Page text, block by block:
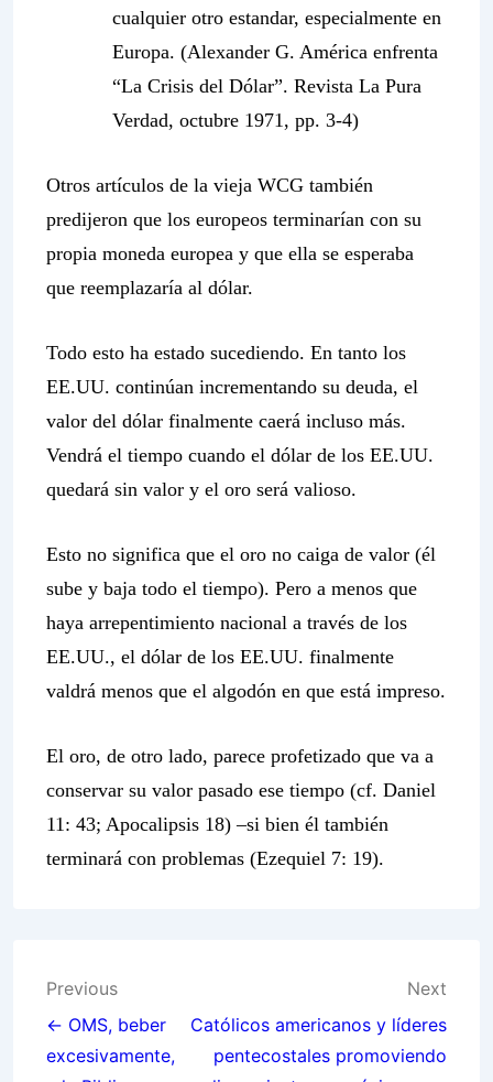
cualquier otro estandar, especialmente en
Europa. (Alexander G. América enfrenta
“La Crisis del Dólar”. Revista La Pura
Verdad, octubre 1971, pp. 3-4)
Otros artículos de la vieja WCG también
predijeron que los europeos terminarían con su
propia moneda europea y que ella se esperaba
que reemplazaría al dólar.
Todo esto ha estado sucediendo. En tanto los
EE.UU. continúan incrementando su deuda, el
valor del dólar finalmente caerá incluso más.
Vendrá el tiempo cuando el dólar de los EE.UU.
quedará sin valor y el oro será valioso.
Esto no significa que el oro no caiga de valor (él
sube y baja todo el tiempo). Pero a menos que
haya arrepentimiento nacional a través de los
EE.UU., el dólar de los EE.UU. finalmente
valdrá menos que el algodón en que está impreso.
El oro, de otro lado, parece profetizado que va a
conservar su valor pasado ese tiempo (cf. Daniel
11: 43; Apocalipsis 18) –si bien él también
terminará con problemas (Ezequiel 7: 19).
Post
navigation
Previous
← OMS, beber
excesivamente,
Next
Católicos americanos y líderes
pentecostales promoviendo